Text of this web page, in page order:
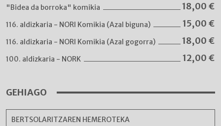
"Bidea da borroka" komikia 18,00 €
116. aldizkaria - NORI Komikia (Azal biguna) 15,00 €
116. aldizkaria - NORI Komikia (Azal gogorra) 18,00 €
100. aldizkaria - NORK 12,00 €
GEHIAGO
BERTSOLARITZAREN HEMEROTEKA